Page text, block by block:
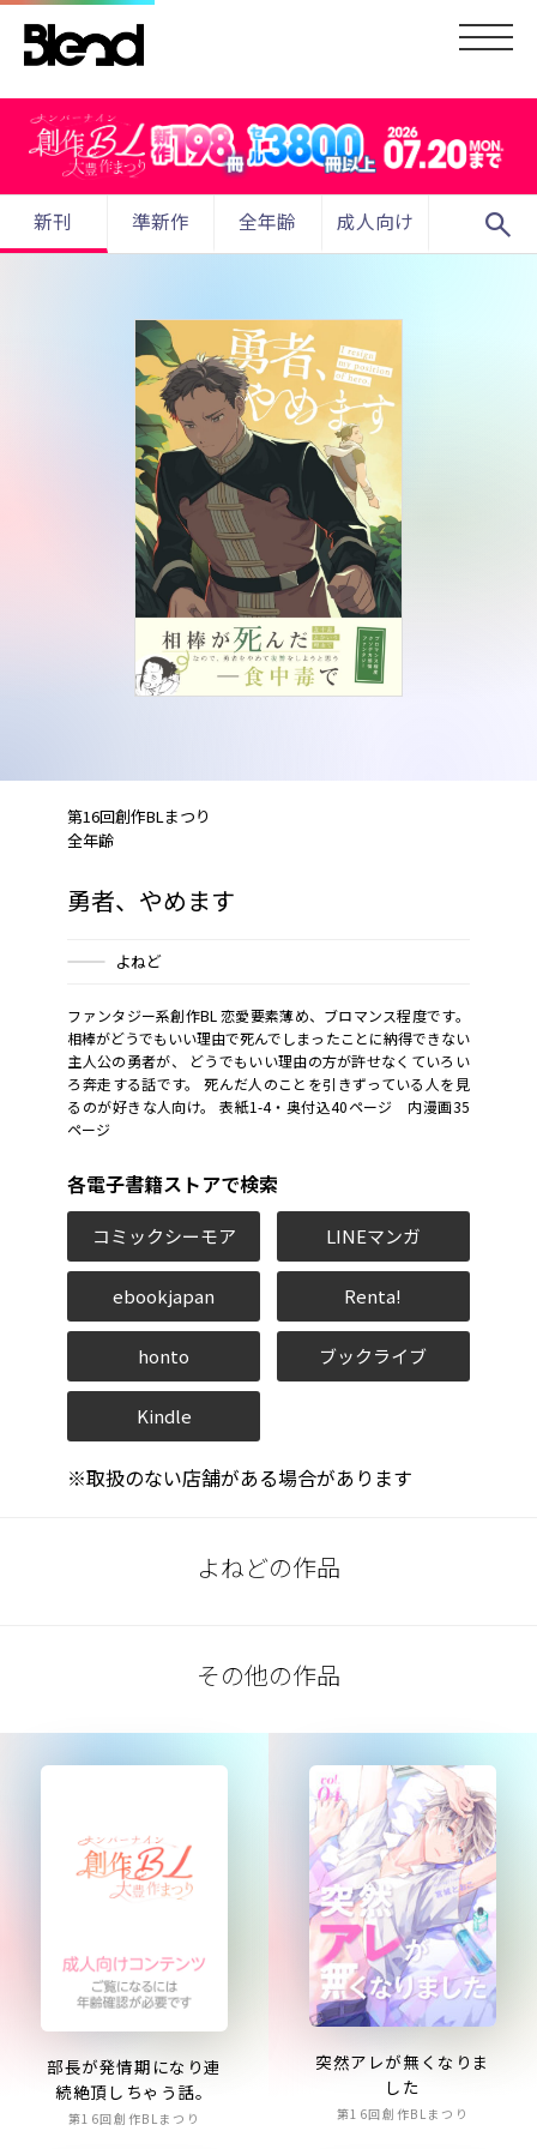
新刊 準新作 全年齢 成人向け search
第16回創作BLまつり
全年齢
勇者、やめます
よねど
ファンタジー系創作BL 恋愛要素薄め、ブロマンス程度です。
相棒がどうでもいい理由で死んでしまったことに納得できない
主人公の勇者が、 どうでもいい理由の方が許せなくていろい
ろ奔走する話です。 死んだ人のことを引きずっている人を見
るのが好きな人向け。 表紙1-4・奥付込40ページ 内漫画35
ページ
各電子書籍ストアで検索
コミックシーモア LINEマンガ
ebookjapan Renta!
honto ブックライブ
Kindle
※取扱のない店舗がある場合があります
よねどの作品
その他の作品
部長が発情期になり連
続絶頂しちゃう話。
第16回創作BLまつり
突然アレが無くなりま
した
第16回創作BLまつり